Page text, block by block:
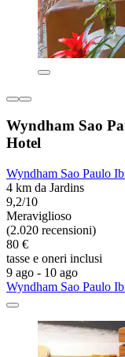
Wyndham Sao
Hotel
Wyndham Sao Paulo
4 km da Jardins
9,2/10
Meraviglioso
(2.020 recensioni)
80 €
tasse e oneri inclusi
9 ago - 10 ago
Wyndham Sao Paulo